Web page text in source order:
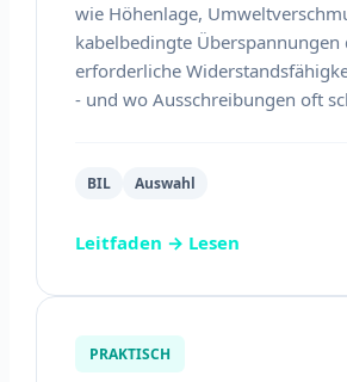
wie Höhenlage,
kabelbedingte Überspannungen
erforderliche
- und wo Ausschreibungen oft
BIL Auswahl
Leitfaden → Lesen
PRAKTISCH